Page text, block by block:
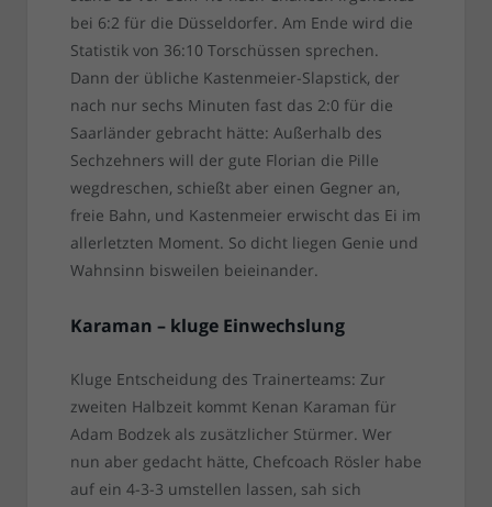
bei 6:2 für die Düsseldorfer. Am Ende wird die
Statistik von 36:10 Torschüssen sprechen.
Dann der übliche Kastenmeier-Slapstick, der
nach nur sechs Minuten fast das 2:0 für die
Saarländer gebracht hätte: Außerhalb des
Sechzehners will der gute Florian die Pille
wegdreschen, schießt aber einen Gegner an,
freie Bahn, und Kastenmeier erwischt das Ei im
allerletzten Moment. So dicht liegen Genie und
Wahnsinn bisweilen beieinander.
Karaman – kluge Einwechslung
Kluge Entscheidung des Trainerteams: Zur
zweiten Halbzeit kommt Kenan Karaman für
Adam Bodzek als zusätzlicher Stürmer. Wer
nun aber gedacht hätte, Chefcoach Rösler habe
auf ein 4-3-3 umstellen lassen, sah sich